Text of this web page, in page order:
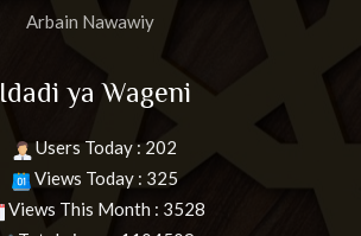
Arbain Nawawiy
Idadi ya Wageni
Users Today : 202
Views Today : 325
Views This Month : 3528